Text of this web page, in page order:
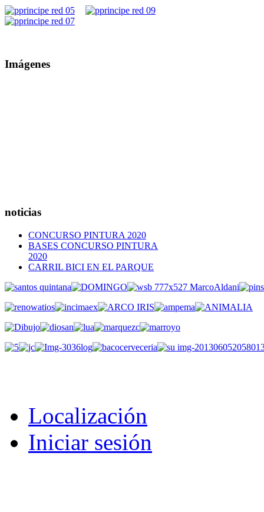
Imágenes
noticias
CONCURSO PINTURA 2020
BASES CONCURSO PINTURA
2020
CARRIL BICI EN EL PARQUE
Localización
Iniciar sesión